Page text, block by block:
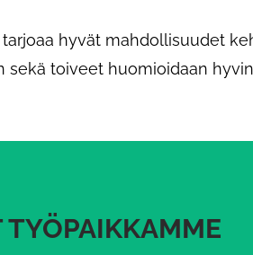
hyvät mahdollisuudet
sekä toiveet huomioidaan
TYÖPAIKKAMME